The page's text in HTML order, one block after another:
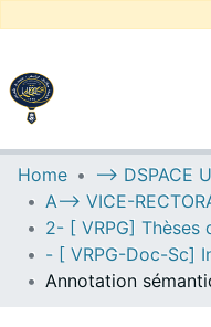
UNIVERSITY OF
Communities &
All of DSpace
Statistics
Home